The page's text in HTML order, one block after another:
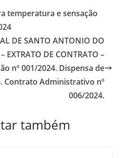
temperatura e sensação
DE SANTO ANTONIO DO
EXTRATO DE CONTRATO –
nº 001/2024. Dispensa de
Contrato Administrativo nº
006/2024.
também